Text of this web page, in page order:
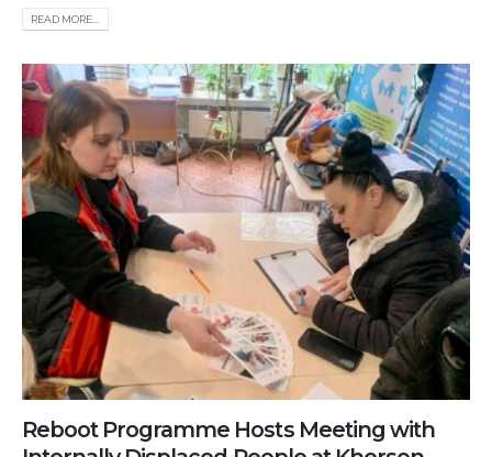
READ MORE...
Reboot Programme Hosts Meeting with